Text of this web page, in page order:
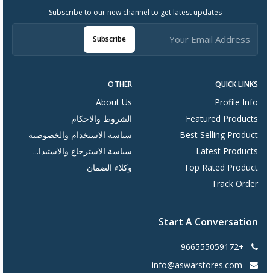
QUICK LINKS
Profile Info
Featured Products
Best Selling Product
Latest Products
Top Rated Product
Track Order
OTHER
About Us
الشروط والاحكام
سياسة الاستخدام والخصوصية
سياسة الاسترجاع والاستبدا...
وكلاء الضمان
Subscribe to our new channel to get latest updates
Subscribe
Start A Conversation
+966555059172